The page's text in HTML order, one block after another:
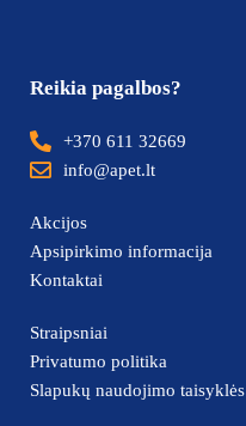
Reikia pagalbos?
+370 611 32669
info@apet.lt
Akcijos
Apsipirkimo informacija
Kontaktai
Straipsniai
Privatumo politika
Slapukų naudojimo taisyklės